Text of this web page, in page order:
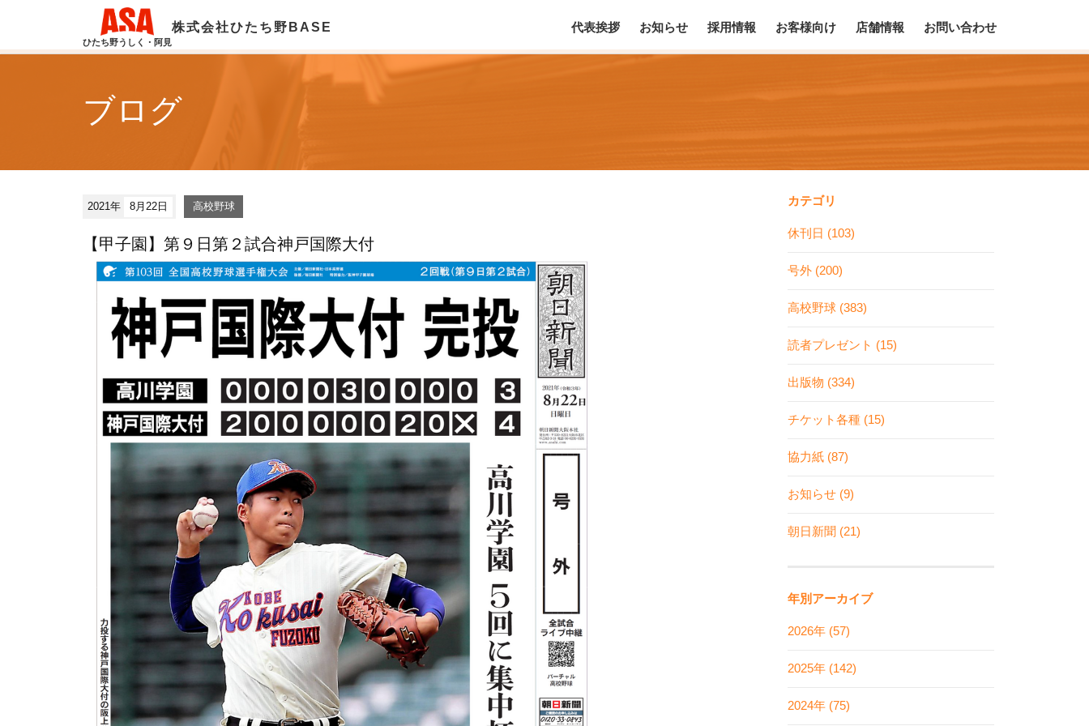
ひたち野うしく・阿見
株式会社ひたち野BASE 代表挨拶 お知らせ 採用情報 お客様向け 店舗情報 お問い合わせ
ブログ
2021年 8月22日 高校野球
【甲子園】第９日第２試合神戸国際大付
カテゴリ
休刊日 (103)
号外 (200)
高校野球 (383)
読者プレゼント (15)
出版物 (334)
チケット各種 (15)
協力紙 (87)
お知らせ (9)
朝日新聞 (21)
年別アーカイブ
2026年 (57)
2025年 (142)
2024年 (75)